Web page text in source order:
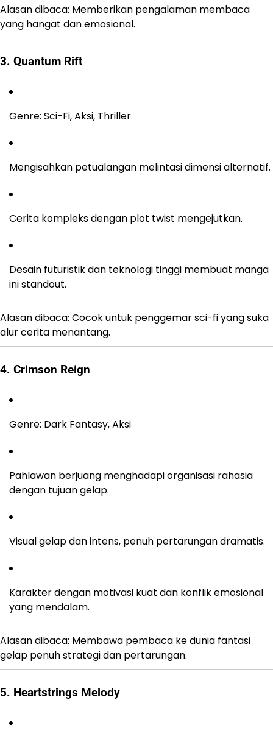
Alasan dibaca: Memberikan pengalaman membaca
yang hangat dan emosional.
3. Quantum Rift
Genre: Sci-Fi, Aksi, Thriller
Mengisahkan petualangan melintasi dimensi alternatif.
Cerita kompleks dengan plot twist mengejutkan.
Desain futuristik dan teknologi tinggi membuat manga
ini standout.
Alasan dibaca: Cocok untuk penggemar sci-fi yang suka
alur cerita menantang.
4. Crimson Reign
Genre: Dark Fantasy, Aksi
Pahlawan berjuang menghadapi organisasi rahasia
dengan tujuan gelap.
Visual gelap dan intens, penuh pertarungan dramatis.
Karakter dengan motivasi kuat dan konflik emosional
yang mendalam.
Alasan dibaca: Membawa pembaca ke dunia fantasi
gelap penuh strategi dan pertarungan.
5. Heartstrings Melody